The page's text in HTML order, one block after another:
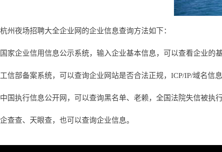
杭州夜场招聘大全企业网的企业信息查询方法如下：
国家企业信用信息公示系统，输入企业基本信息，可以查看企业的
工信部备案系统，可以查询企业网站是否合法正规，ICP/IP/域名信
中国执行信息公开网，可以查询黑名单、老赖，全国法院失信被执
企查查、天眼查，也可以查询企业信息。